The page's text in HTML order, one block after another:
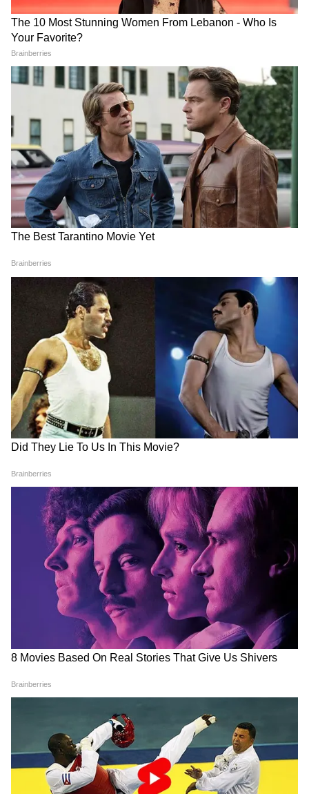
অল্প বয়সে গর্ভধারণের ঝুঁকি বৃদ্ধি পায়, মাতৃস্বাস্থ্য
সংক্রান্ত জটিলতা দেখা দেয় এবং কর্মসংস্থানের
সুযোগও হ্রাস পায়।
LATEST VIDEOS
অন্নপূর্ণা যোজনা নিয়ে প্রশ্ন তুলে শুভেন্দুকে
আক্রমণ কুণালের, দেখুন কী বলছেন |
Kunal on Annapurna
Annapurna Bhandar Payment |
প্রতিমাসে কত তারিখে ঢুকবে অন্নপূর্ণার ৩
হাজার টাকা?